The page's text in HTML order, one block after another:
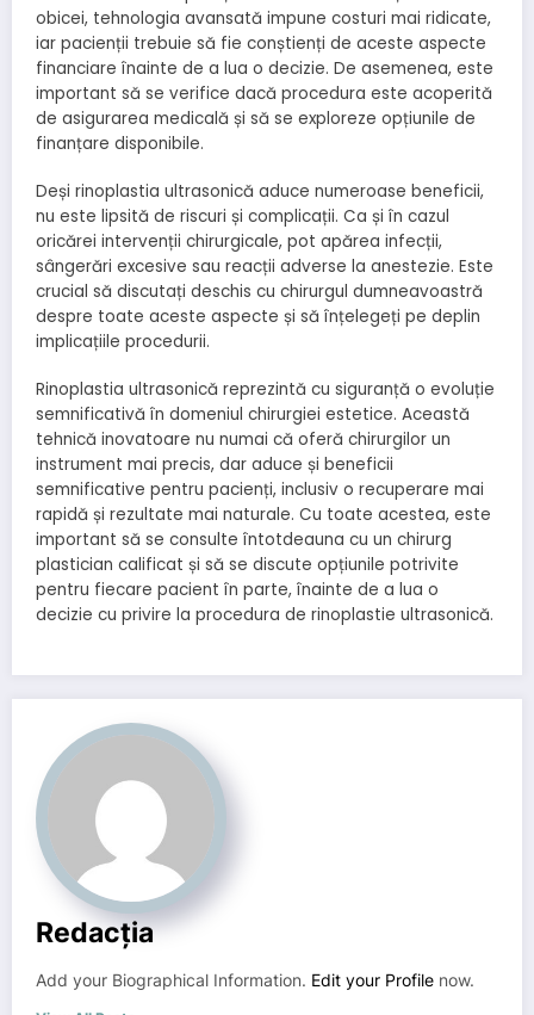
obicei, tehnologia avansată impune costuri mai ridicate,
iar pacienții trebuie să fie conștienți de aceste aspecte
financiare înainte de a lua o decizie. De asemenea, este
important să se verifice dacă procedura este acoperită
de asigurarea medicală și să se exploreze opțiunile de
finanțare disponibile.
Deși rinoplastia ultrasonică aduce numeroase beneficii,
nu este lipsită de riscuri și complicații. Ca și în cazul
oricărei intervenții chirurgicale, pot apărea infecții,
sângerări excesive sau reacții adverse la anestezie. Este
crucial să discutați deschis cu chirurgul dumneavoastră
despre toate aceste aspecte și să înțelegeți pe deplin
implicațiile procedurii.
Rinoplastia ultrasonică reprezintă cu siguranță o evoluție
semnificativă în domeniul chirurgiei estetice. Această
tehnică inovatoare nu numai că oferă chirurgilor un
instrument mai precis, dar aduce și beneficii
semnificative pentru pacienți, inclusiv o recuperare mai
rapidă și rezultate mai naturale. Cu toate acestea, este
important să se consulte întotdeauna cu un chirurg
plastician calificat și să se discute opțiunile potrivite
pentru fiecare pacient în parte, înainte de a lua o
decizie cu privire la procedura de rinoplastie ultrasonică.
Redacția
Add your Biographical Information. Edit your Profile now.